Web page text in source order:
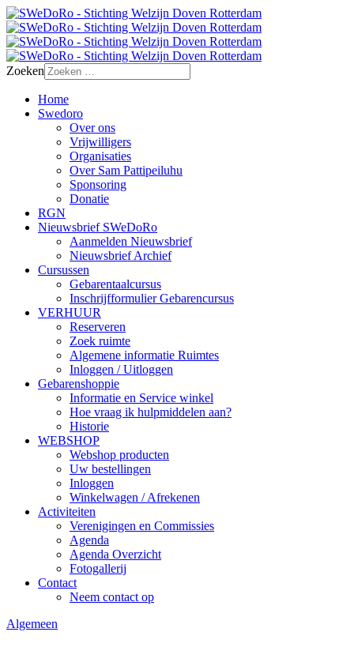
Zoeken
Home
Swedoro
Over ons
Vrijwilligers
Organisaties
Over Sam Pattipeiluhu
Sponsoring
Donatie
RGN
Nieuwsbrief SWeDoRo
Aanmelden Nieuwsbrief
Nieuwsbrief Archief
Cursussen
Gebarentaalcursus
Inschrijfformulier Gebarencursus
VERHUUR
Reserveren
Zoek ruimte
Algemene informatie Ruimtes
Inloggen / Uitloggen
Gebarenshoppie
Informatie en Service winkel
Hoe vraag ik hulpmiddelen aan?
Historie
WEBSHOP
Webshop producten
Uw bestellingen
Inloggen
Winkelwagen / Afrekenen
Activiteiten
Verenigingen en Commissies
Agenda
Agenda Overzicht
Fotogallerij
Contact
Neem contact op
Algemeen